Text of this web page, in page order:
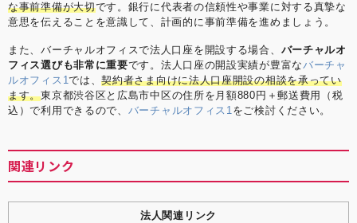
な事前準備が大切です。銀行に代表者の信頼性や事業に対する真摯な
意思を伝えることを意識して、計画的に事前準備を進めましょう。
また、バーチャルオフィスで法人口座を開設する場合、 バーチャルオ
フィス選びも非常に重要です。法人口座の開設実績が豊富なバーチャ
ルオフィス1では、契約者さま向けに法人口座開設の相談を承ってい
ます。東京都渋谷区と広島市中区の住所を月額880円＋郵送費用（税
込）で利用できるので、 バーチャルオフィス1をご検討ください。
関連リンク
法人関連リンク